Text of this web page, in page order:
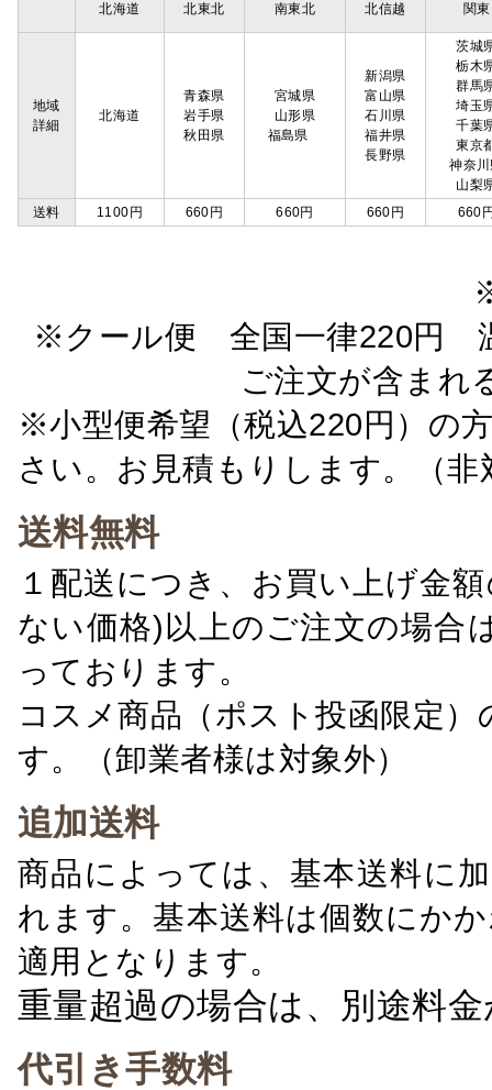
北海道 北東北 南東北 北信越 関東
地域
詳細
北海道
青森県
岩手県
秋田県
宮城県
山形県
福島県
新潟県
富山県
石川県
福井県
長野県
茨城
栃木
群馬
埼玉
千葉
東京
神奈
山梨
送料
1100円 660円 660円 660円 660
※クール便 全国一律220円
ご注文が含ま
※小型便希望（税込220円）の
さい。お見積もりします。（非
送料無料
１配送につき、お買い上げ金
ない価格)以上のご注文の場合
っております。
コスメ商品（ポスト投函限定
す。（卸業者様は対象外）
追加送料
商品によっては、基本送料に
れます。基本送料は個数にか
適用となります。
重量超過の場合は、別途料
代引き手数料